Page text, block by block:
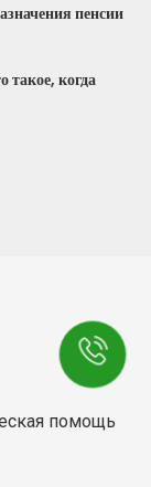
пенсии
такое, когда
помощь